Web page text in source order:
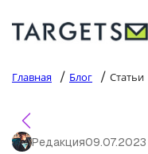
Главная / Блог / Статьи
Редакция09.07.2023